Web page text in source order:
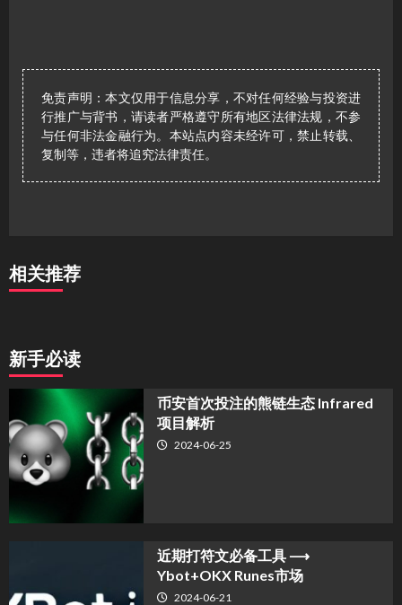
免责声明：本文仅用于信息分享，不对任何经验与投资进
行推广与背书，请读者严格遵守所有地区法律法规，不参
与任何非法金融行为。本站点内容未经许可，禁止转载、
复制等，违者将追究法律责任。
相关推荐
新手必读
币安首次投注的熊链生态 Infrared
项目解析
2024-06-25
近期打符文必备工具 ⟶
Ybot+OKX Runes市场
2024-06-21